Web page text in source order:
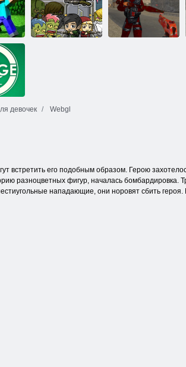
девочек Webgl
встретить его подобным образом. Герою
разноцветных фигур, началась бомбардировка.
нападающие, они норовят сбить